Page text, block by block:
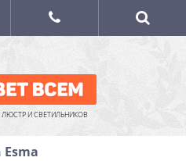
ЛЮСТР И СВЕТИЛЬНИКОВ